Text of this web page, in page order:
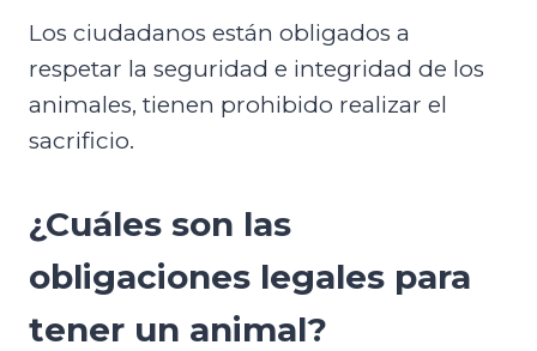
Los ciudadanos están obligados a
respetar la seguridad e integridad de los
animales, tienen prohibido realizar el
sacrificio.
¿Cuáles son las
obligaciones legales para
tener un animal?